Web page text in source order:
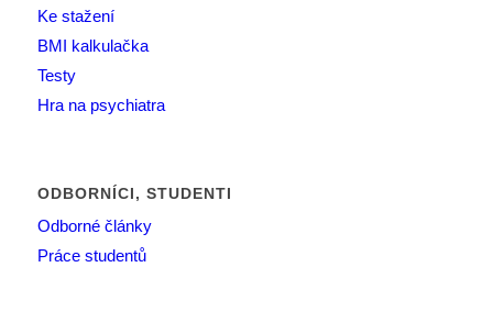
Ke stažení
BMI kalkulačka
Testy
Hra na psychiatra
ODBORNÍCI, STUDENTI
Odborné články
Práce studentů